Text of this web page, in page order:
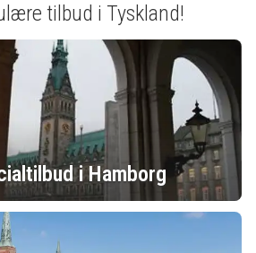
tilbud i Tyskland!
i Hamborg